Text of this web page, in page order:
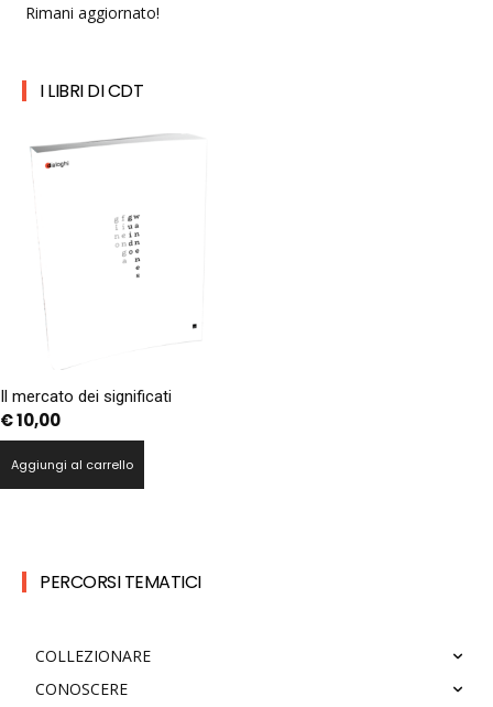
Rimani aggiornato!
I LIBRI DI CDT
Il mercato dei significati
€10,00
Aggiungi al carrello
PERCORSI TEMATICI
COLLEZIONARE
CONOSCERE